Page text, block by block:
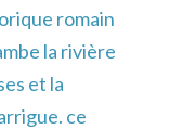
romain
la rivière
et la
ce